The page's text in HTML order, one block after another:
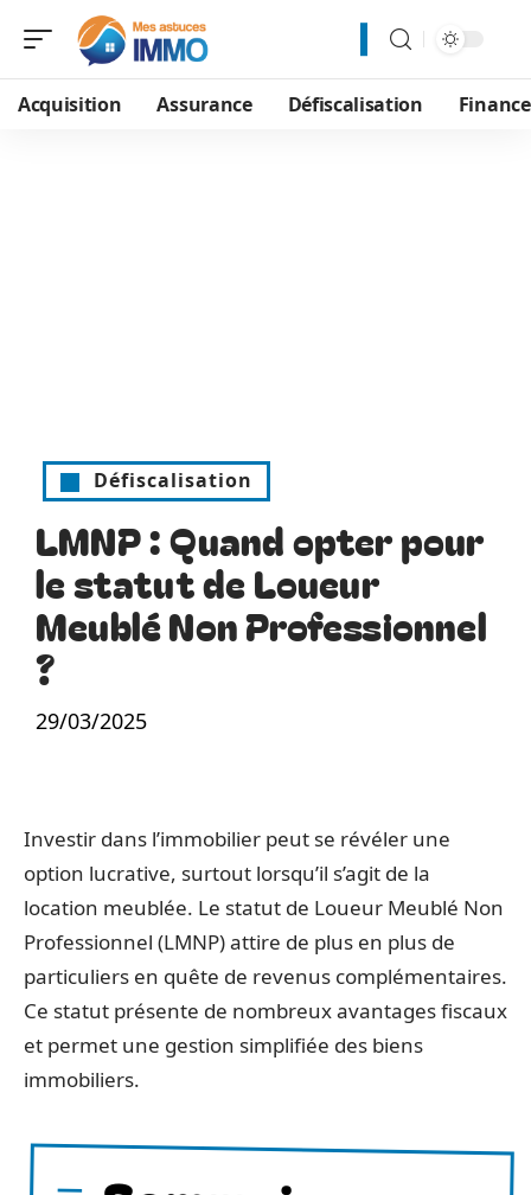
Acquisition Assurance Défiscalisation
Défiscalisation
LMNP : Quand opter pour
le statut de Loueur
Meublé Non Professionnel
?
29/03/2025
Investir dans l’immobilier peut se révéler une
option lucrative, surtout lorsqu’il s’agit de la
location meublée. Le statut de Loueur Meublé Non
Professionnel (LMNP) attire de plus en plus de
particuliers en quête de revenus complémentaires.
Ce statut présente de nombreux avantages fiscaux
et permet une gestion simplifiée des biens
immobiliers.